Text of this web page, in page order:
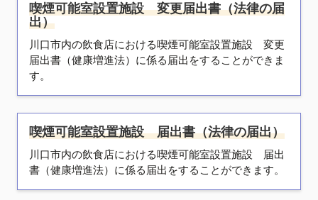
喫煙可能室設置施設 変更届出書（法律の届
出）
川口市内の飲食店における喫煙可能室設置施設 変更
届出書（健康増進法）に係る届出をすることができま
す。
喫煙可能室設置施設 届出書（法律の届出）
川口市内の飲食店における喫煙可能室設置施設 届出
書（健康増進法）に係る届出をすることができます。